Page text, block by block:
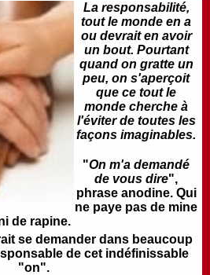
La responsabilité,
tout le monde en a
ou devrait en avoir
un bout. Pourtant
quand on gratte un
peu, on s'aperçoit
que ce tout le
monde cherche à
l'éviter de toutes les
façons imaginables.
"On m'a demandé
de vous dire",
phrase anodine. Qui
ne paye pas de mine
de rapine.
se demander dans beaucoup
de cet indéfinissable
"on".